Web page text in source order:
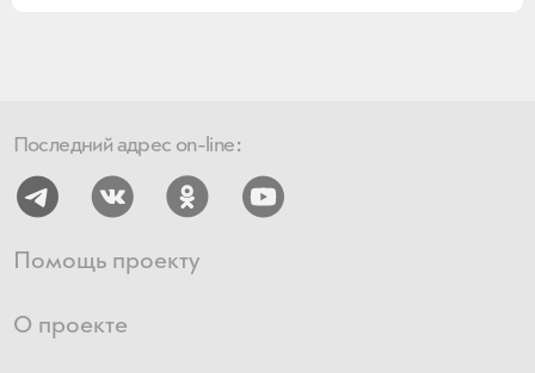
Последний адрес on-line:
Помощь проекту
О проекте